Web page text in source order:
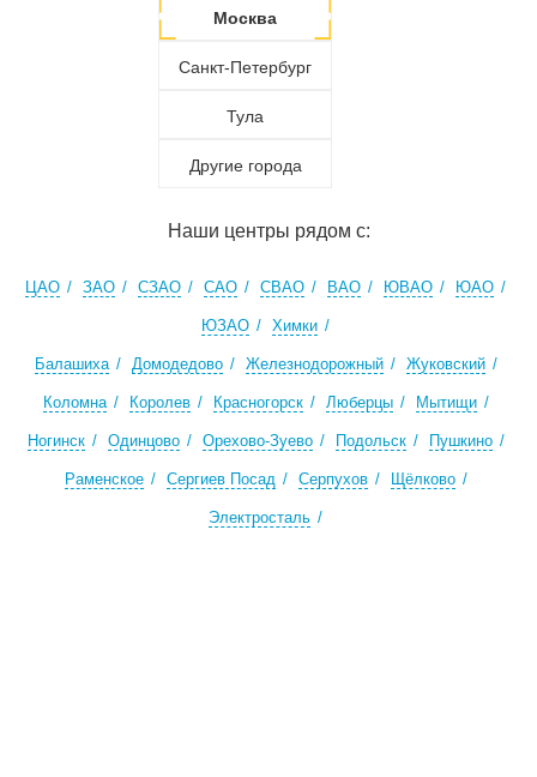
Москва
Санкт-Петербург
Тула
Другие города
Наши центры рядом с:
ЦАО ЗАО СЗАО САО СВАО ВАО ЮВАО ЮАО
ЮЗАО Химки
Балашиха Домодедово Железнодорожный Жуковский
Коломна Королев Красногорск Люберцы Мытищи
Ногинск Одинцово Орехово-Зуево Подольск Пушкино
Раменское Сергиев Посад Серпухов Щёлково
Электросталь